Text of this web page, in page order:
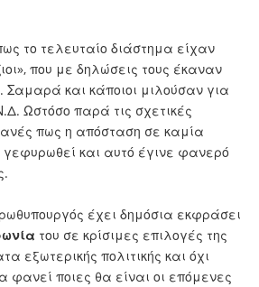
το τελευταίο διάστημα είχαν
που με δηλώσεις τους έκαναν
Σαμαρά και κάποιοι μιλούσαν για
Ωστόσο παρά τις σχετικές
πως η απόσταση σε καμία
γεφυρωθεί και αυτό έγινε φανερό
έχει δημόσια εκφράσει
του σε κρίσιμες επιλογές της
εξωτερικής πολιτικής και όχι
φανεί ποιες θα είναι οι επόμενες